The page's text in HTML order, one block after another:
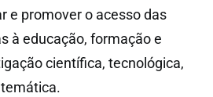
e promover o acesso das
à educação, formação e
científica, tecnológica,